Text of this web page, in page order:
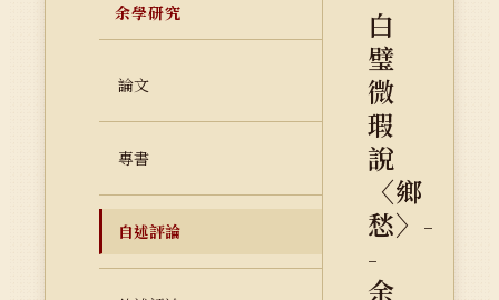
余學研究
論文
專書
自述評論
白
璧
微
瑕
說
〈鄉
愁〉-
-
余